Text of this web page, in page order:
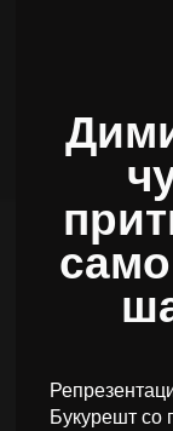
Букурешт со